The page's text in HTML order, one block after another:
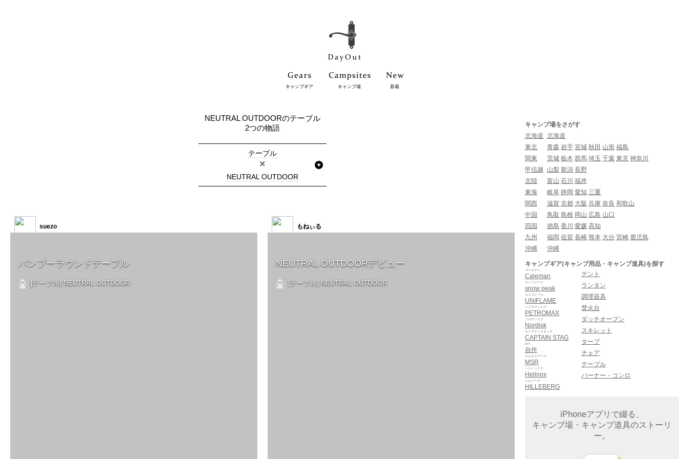
キャンプギア キャンプ場 新着
NEUTRAL OUTDOORのテーブル
2つの物語
テーブル
×
NEUTRAL OUTDOOR
バンブーラウンドテーブル
[テーブル] NEUTRAL OUTDOOR
suezo
NEUTRAL OUTDOORデビュー
[テーブル] NEUTRAL OUTDOOR
もねぃる
キャンプ場をさがす
北海道 北海道
東北
青森 岩手 宮城 秋田 山形 福島
関東
茨城 栃木 群馬 埼玉 千葉 東京 神奈川
甲信越
山梨 新潟 長野
北陸
富山 石川 福井
東海
岐阜 静岡 愛知 三重
関西
滋賀 京都 大阪 兵庫 奈良 和歌山
中国
鳥取 島根 岡山 広島 山口
四国
徳島 香川 愛媛 高知
九州
福岡 佐賀 長崎 熊本 大分 宮崎 鹿児島
沖縄
沖縄
キャンプギア(キャンプ用品・キャンプ道具)を探す
Caleman
コールマン
snow peak
スノーピーク
UNIFLAME
ユニフレーム
PETROMAX
ペトロマックス
Nordisk
ノルディスク
CAPTAIN STAG
キャプテンスタッグ
自作
DIY
MSR
エムエスアール
Helinox
ヘリノックス
HILLEBERG
ヒルバーグ
テント
ランタン
調理器具
焚火台
ダッチオーブン
スキレット
タープ
チェア
テーブル
バーナー・コンロ
iPhoneアプリで綴る、
キャンプ場・キャンプ道具のストーリ
ー。